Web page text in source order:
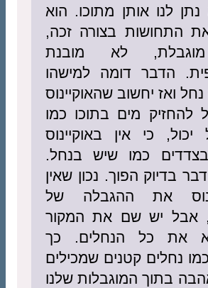
נתן לנו אותן מתוכו. הוא
התחושות בצורה זכה,
לא מובנת
הדבר דומה למישהו
ואז יחשוב שהאוקיינוס
להחזיק מים בתוכו כמו
כי אין באוקיינוס
כמו שיש בנחל.
בדיוק הפוך. נכון שאין
את ההגבלה של
אבל יש שם את המקור
את כל הנחלים. כך
נחלים קטנים שמכילים
בתוך המוגבלות שלנו